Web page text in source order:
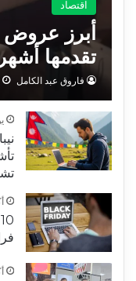
اقتصاد
تقدمها
فاروق عبد الكامل